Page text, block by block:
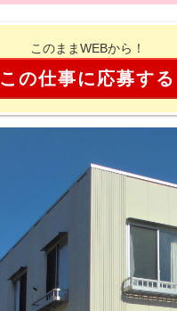
このままWEBから！
この仕事に応募する